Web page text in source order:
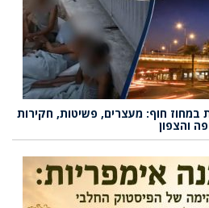
במחוז חוף: מעצרים, פשיטות, חקירות
והצפון